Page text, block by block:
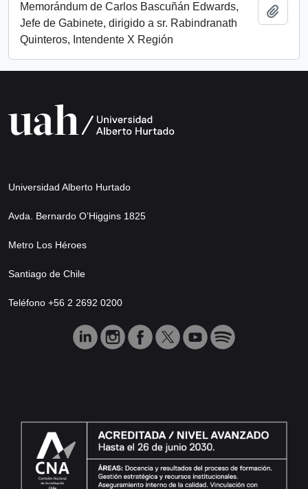
Memorándum de Carlos Bascuñán Edwards,
Jefe de Gabinete, dirigido a sr. Rabindranath
Quinteros, Intendente X Región
Universidad Alberto Hurtado
Avda. Bernardo O’Higgins 1825
Metro Los Héroes
Santiago de Chile
Teléfono +56 2 2692 0200